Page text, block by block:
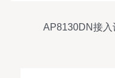
AP8130DN接入